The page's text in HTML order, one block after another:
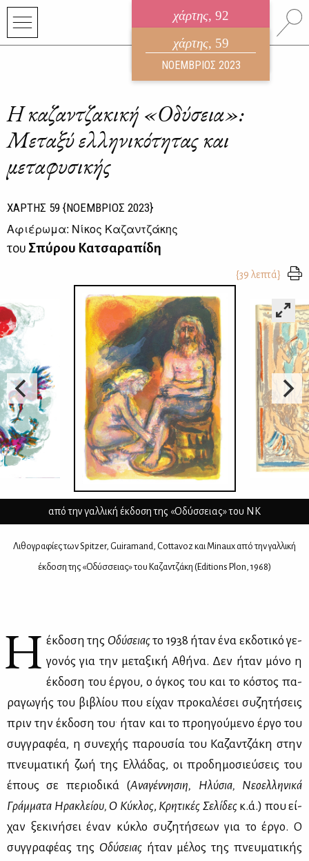
χάρτης, 92
ηλεκτρονικό περιοδικό
ΑΥΓΟΥΣΤΟΣ 2026
χάρτης, 59
ΝΟΕΜΒΡΙΟΣ 2023
Η καζαντζακική «Οδύσεια»:
Μεταξύ ελληνικότητας και
μεταφυσικής
ΧΑΡΤΗΣ 59 {ΝΟΕΜΒΡΙΟΣ 2023}
Αφιέρωμα: Νίκος Καζαντζάκης
του Σπύρου Κατσαραπίδη
{39 λεπτά}
από την γαλλική έκδοση της «Οδύσσειας» του ΝΚ
Λι­θο­γρα­φί­ες των Spitzer, Guiramand, Cottavoz και Minaux από την γαλ­λι­κή
έκ­δο­ση της «Οδύσ­σειας» του Κα­ζαν­τζά­κη (Editions Plon, 1968)
Η έκ­δο­ση της Οδύ­σειαςτο 1938 ήταν ένα εκ­δο­τι­κό γε­
γο­νός για την με­τα­ξι­κή Αθή­να. Δεν ήταν μό­νο η
έκ­δο­ση του έρ­γου, ο όγκος του και το κό­στος πα­
ρα­γω­γής του βι­βλί­ου που εί­χαν προ­κα­λέ­σει συ­ζη­τή­σεις
πριν την έκ­δο­ση του ήταν και το προη­γού­με­νο έρ­γο του
συγ­γρα­φέα, η συ­νε­χής πα­ρου­σία του Κα­ζαν­τζά­κη στην
πνευ­μα­τι­κή ζωή της Ελ­λά­δας, οι προ­δη­μο­σιεύ­σεις του
έπους σε πε­ριο­δι­κά (Ανα­γέν­νη­σιη, Ηλύ­σια, Νε­ο­ελ­λη­νι­κά
Γράμ­μα­τα Ηρα­κλεί­ου, Ο Κύ­κλος, Κρη­τι­κές Σε­λί­δεςκ.ά.) που εί­
χαν ξε­κι­νή­σει έναν κύ­κλο συ­ζη­τή­σε­ων για το έρ­γο. Ο
συγ­γρα­φέ­ας της Οδύ­σειαςήταν μέ­λος της πνευ­μα­τι­κής